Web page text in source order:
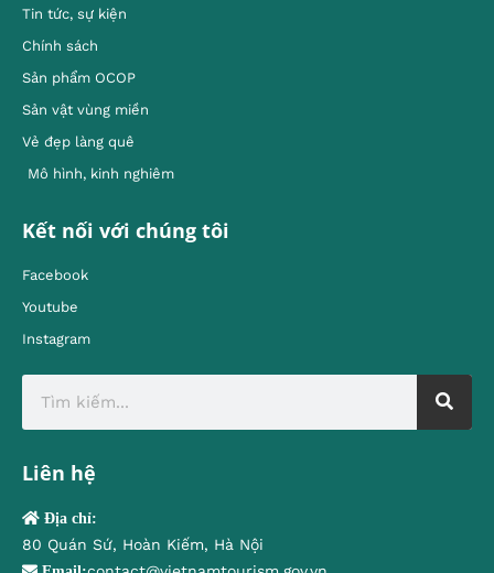
Tin tức, sự kiện
Chính sách
Sản phẩm OCOP
Sản vật vùng miền
Vẻ đẹp làng quê
Mô hình, kinh nghiêm
Kết nối với chúng tôi
Facebook
Youtube
Instagram
Liên hệ
Địa chỉ:
80 Quán Sứ, Hoàn Kiếm, Hà Nội